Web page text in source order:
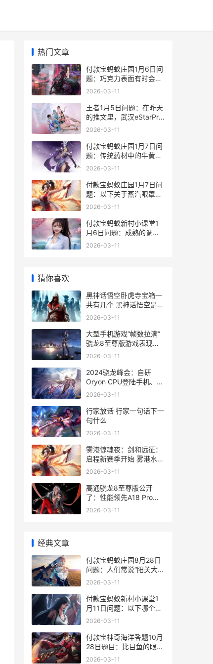
热门文章
付款宝蚂蚁庄园1月6日问
题：巧克力表面有时会结
出一层白霜还能吃吗 支付
2026-03-11
王者1月5日问题：在昨天
的推文里，武汉eStarPro.
花海FMVP皮肤给到的英
2026-03-11
付款宝蚂蚁庄园1月7日问
题：传统药材中的牛黄其
实是 支付宝付款后领蚂蚁
2026-03-11
付款宝蚂蚁庄园1月7日问
题：以下关于蒸汽眼罩的
说法哪个是对的 支付宝蚂
2026-03-11
付款宝蚂蚁新村小课堂1
月6日问题：成熟的调香
师往往都有属于自己的调
2026-03-11
猜你喜欢
黑神话悟空卧虎寺宝箱一
共有几个 黑神话悟空是什
么故事
2026-03-11
大型手机游戏“帧数拉满”
骁龙8至尊版游戏表现强
悍
2026-03-11
2024骁龙峰会：自研
Oryon CPU登陆手机、汽
车丨骁龙8至尊版、骁龙
峰会2020直播
2026-03-11
行家放话 行家一句话下一
句什么
2026-03-11
雾港惊魂夜：剑和远征：
启程新赛季开始 雾港水手
解析
2026-03-11
高通骁龙8至尊版公开
了：性能领先A18 Pro达
到40%，更有多项首发 高
2026-03-11
经典文章
​付款宝蚂蚁庄园8月28日
问题：人们常说“阳关大
道”，原本是指通给哪里的
2026-03-11
付款宝蚂蚁新村小课堂1
月11日问题：以下哪个成
语典故讲的是古代乐师的
嘛的
2026-03-11
付款宝神奇海洋答题10月
28日题目：比目鱼的眼睛
天生就长在同一侧吗
2026-03-11